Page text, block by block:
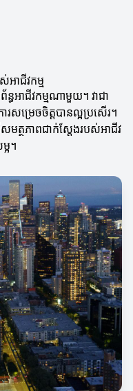
អាជីវកម្ម
ន្ធអាជីវកម្មណាមួយ។ វាជា
សម្រេចចិត្តបានល្អប្រសើរ។
មត្ថភាពជាក់ស្តែងរបស់អាជីវ
អ។